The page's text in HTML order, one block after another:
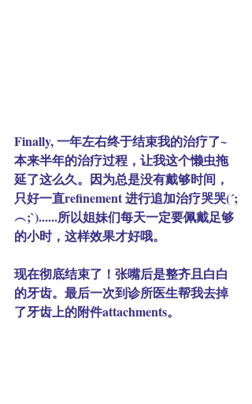
Finally, 一年左右终于结束我的治疗了~
本来半年的治疗过程，让我这个懒虫拖
延了这么久。因为总是没有戴够时间，
只好一直refinement 进行追加治疗哭哭(´;
︵;`)......所以姐妹们每天一定要佩戴足够
的小时，这样效果才好哦。
现在彻底结束了！张嘴后是整齐且白白
的牙齿。最后一次到诊所医生帮我去掉
了牙齿上的附件attachments。